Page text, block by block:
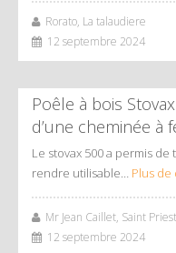
Rorato, La talaudiere
12 septembre 2024
Poêle à bois
d’une cheminée à
Le stovax 500 a permis
rendre utilisable… Plus de
Mr Jean Caillet, Saint
12 septembre 2024